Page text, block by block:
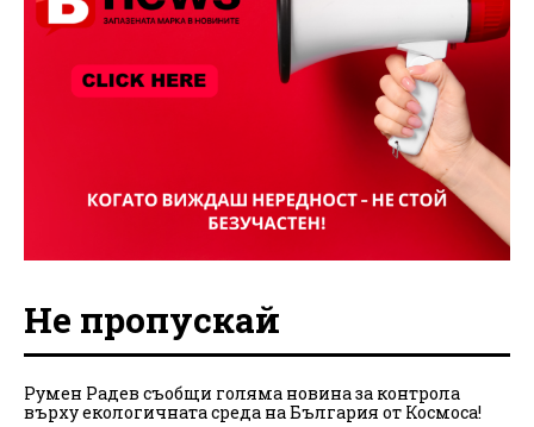
Не пропускай
Румен Радев съобщи голяма новина за контрола
върху екологичната среда на България от Космоса!